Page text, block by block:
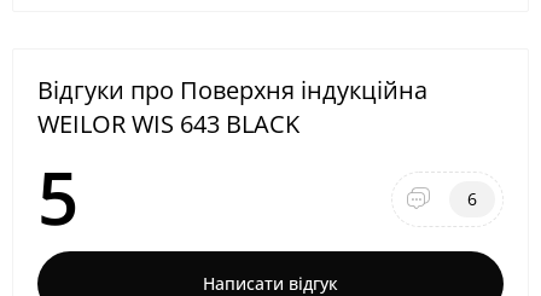
Відгуки про Поверхня індукційна
WEILOR WIS 643 BLACK
5 6
Написати відгук